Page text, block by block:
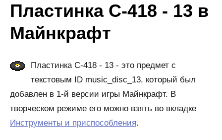
Пластинка C-418 - 13 в
Майнкрафт
Пластинка C-418 - 13 - это предмет с
текстовым ID music_disc_13, который был
добавлен в 1-й версии игры Майнкрафт. В
творческом режиме его можно взять во вкладке
Инструменты и приспособления.